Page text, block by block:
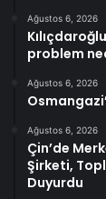
Ağustos 6, 2026
problem
Ağustos 6, 2026
Ağustos 6, 2026
Çin’de
Şirketi,
Duyurdu